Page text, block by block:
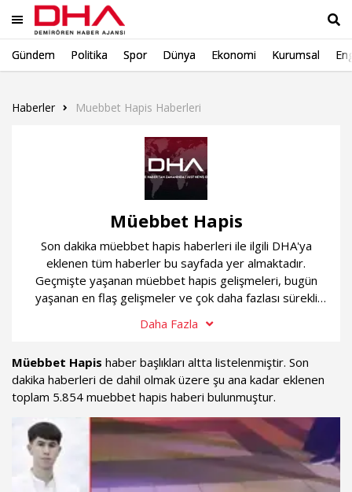
Gündem Politika Spor Dünya Ekonomi Kurumsal
Haberler Muebbet Hapis Haberleri
Müebbet Hapis
Son dakika müebbet hapis haberleri ile ilgili DHA'ya
eklenen tüm haberler bu sayfada yer almaktadır.
Geçmişte yaşanan müebbet hapis gelişmeleri, bugün
yaşanan en flaş gelişmeler ve çok daha fazlası sürekli
Daha Fazla
Müebbet Hapis haber başlıkları altta listelenmiştir. Son
dakika haberleri de dahil olmak üzere şu ana kadar eklenen
toplam 5.854 muebbet hapis haberi bulunmuştur.